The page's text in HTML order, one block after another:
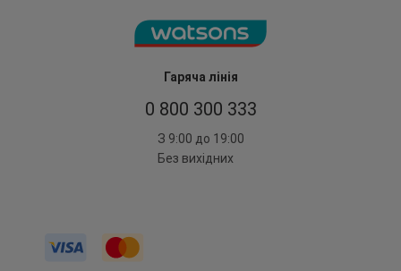
Гаряча лінія
0 800 300 333
З 9:00 до 19:00
Без вихідних